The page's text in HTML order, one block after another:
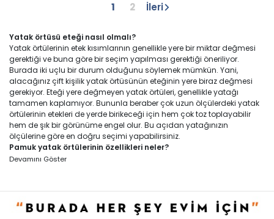
1 2 İleri
Yatak örtüsü eteği nasıl olmalı?
Yatak örtülerinin etek kısımlarının genellikle yere bir miktar değmesi
gerektiği ve buna göre bir seçim yapılması gerektiği öneriliyor.
Burada iki uçlu bir durum olduğunu söylemek mümkün. Yani,
alacağınız çift kişilik yatak örtüsünün eteğinin yere biraz değmesi
gerekiyor. Eteği yere değmeyen yatak örtüleri, genellikle yatağı
tamamen kaplamıyor. Bununla beraber çok uzun ölçülerdeki yatak
örtülerinin etekleri de yerde birikeceği için hem çok toz toplayabilir
hem de şık bir görünüme engel olur. Bu açıdan yatağınızın
ölçülerine göre en doğru seçimi yapabilirsiniz.
Pamuk yatak örtülerinin özellikleri neler?
Genellikle pamuk yatak örtüleri, diğer emsallerinden daha dayanıklı
rahatça kullanılabiliyor. Ayrıca pamuk kumaşlar hafif ve gevşek
şekilde dokunduğu için nemi iyice emer ve yazın serin, kışın sıcak
tutmayı başarabilir. Ayrıca ciltte alerjik reaksiyona neden olmaması
Devamını Göster